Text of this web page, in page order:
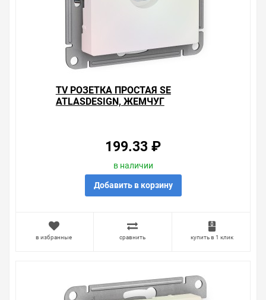
TV РОЗЕТКА ПРОСТАЯ SE
ATLASDESIGN, ЖЕМЧУГ
199.33 ₽
в наличии
Добавить в корзину
в избранные сравнить купить в 1 клик